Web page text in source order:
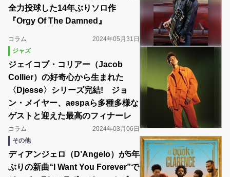
全力投球した14年ぶりソロ作
『Orgy Of The Damned』
コラム
2024年05月31日
ジャズ
ジェイコブ・コリアー（Jacob
Collier）の好奇心から生まれた
〈Djesse〉シリーズ完結! ジョ
ン・メイヤー、aespaら多種多様な
ゲストと迎えた最高のフィナーレ
コラム
2024年03月06日
その他
ディアンジェロ（D’Angelo）が5年
ぶりの新曲“I Want You Forever”で